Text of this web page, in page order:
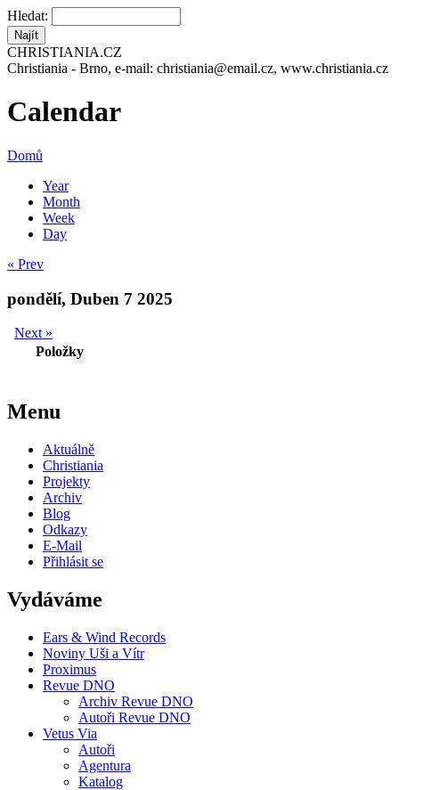
Hledat:
CHRISTIANIA.CZ
Christiania - Brno, e-mail: christiania@email.cz, www.christiania.cz
Calendar
Domů
Year
Month
Week
Day
« Prev
pondělí, Duben 7 2025
Next »
Položky
Menu
Aktuálně
Christiania
Projekty
Archiv
Blog
Odkazy
E-Mail
Přihlásit se
Vydáváme
Ears & Wind Records
Noviny Uši a Vítr
Proximus
Revue DNO
Archiv Revue DNO
Autoři Revue DNO
Vetus Via
Autoři
Agentura
Katalog